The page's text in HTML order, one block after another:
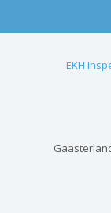
EKH